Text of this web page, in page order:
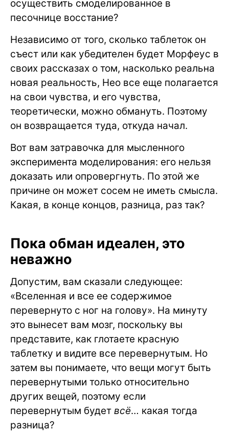
осуществить смоделированное в
песочнице восстание?
Независимо от того, сколько таблеток он
съест или как убедителен будет Морфеус в
своих рассказах о том, насколько реальна
новая реальность, Нео все еще полагается
на свои чувства, и его чувства,
теоретически, можно обмануть. Поэтому
он возвращается туда, откуда начал.
Вот вам затравочка для мысленного
эксперимента моделирования: его нельзя
доказать или опровергнуть. По этой же
причине он может сосем не иметь смысла.
Какая, в конце концов, разница, раз так?
Пока обман идеален, это
неважно
Допустим, вам сказали следующее:
«Вселенная и все ее содержимое
перевернуто с ног на голову». На минуту
это вынесет вам мозг, поскольку вы
представите, как глотаете красную
таблетку и видите все перевернутым. Но
затем вы понимаете, что вещи могут быть
перевернутыми только относительно
других вещей, поэтому если
перевернутым будет всё… какая тогда
разница?